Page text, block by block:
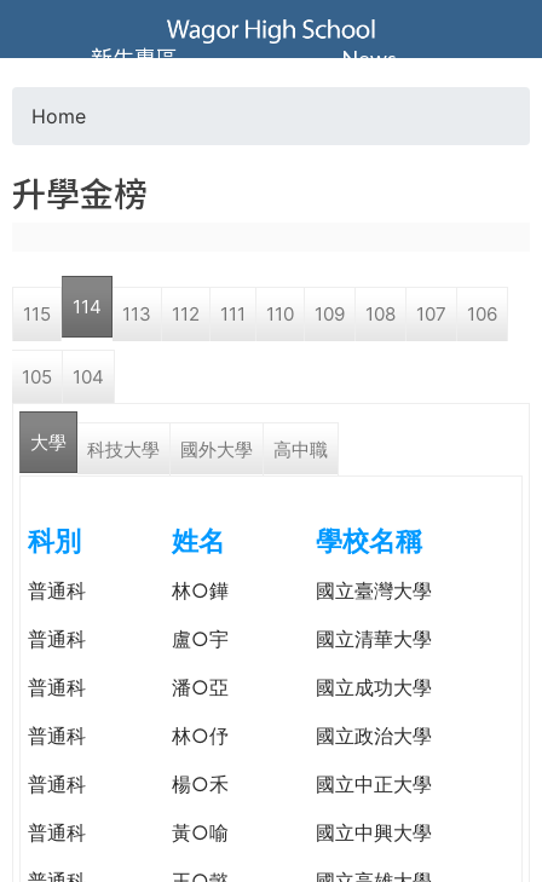
Jump to navigation
葳
格
高
學
格。
o
a
r
e
e
r
e
Home
升學金榜
115 114 113 112 111 110 109 108 107 106
105 104
大學 科技大學 國外大學 高中職
科別 姓名 學校名稱
普通科 林○鏵
國立臺灣大學
普通科
盧○宇
國立清華大學
普通科
潘○亞
國立成功大學
普通科
林○伃
國立政治大學
普通科
楊○禾
國立中正大學
普通科
黃○喻
國立中興大學
新生專區 News